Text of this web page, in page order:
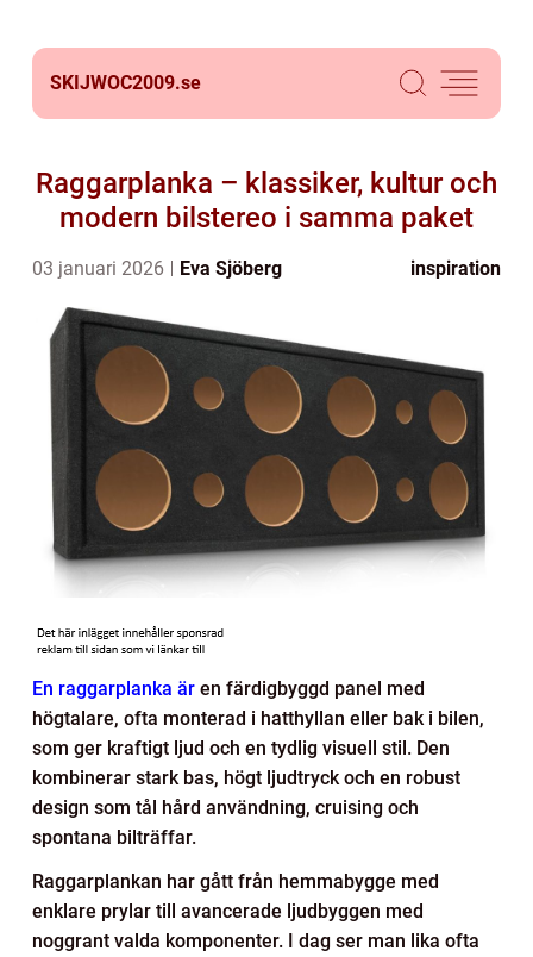
SKIJWOC2009.se
Raggarplanka – klassiker, kultur och
modern bilstereo i samma paket
03 januari 2026 Eva Sjöberg inspiration
En raggarplanka är en färdigbyggd panel med
högtalare, ofta monterad i hatthyllan eller bak i bilen,
som ger kraftigt ljud och en tydlig visuell stil. Den
kombinerar stark bas, högt ljudtryck och en robust
design som tål hård användning, cruising och
spontana bilträffar.
Raggarplankan har gått från hemmabygge med
enklare prylar till avancerade ljudbyggen med
noggrant valda komponenter. I dag ser man lika ofta